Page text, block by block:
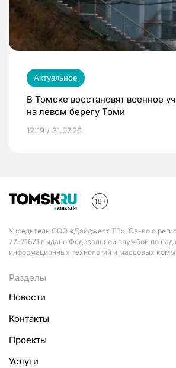
Актуальное
В Томске восстановят военное
на левом берегу Томи
12:19 / 31.07.26
Учредитель ООО «Дайджест ТВ». Св-во о
77-71671 выдано Федеральной службой по
информационных технологий и массовых
Разделы
Новости
Контакты
Проекты
Услуги